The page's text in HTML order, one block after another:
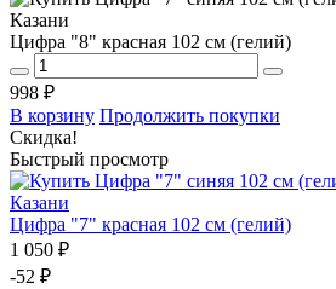
Цифра "8" красная 102 см (гелий)
998 ₽
В корзину Продолжить покупки
Скидка!
Быстрый просмотр
Цифра "7" красная 102 см (гелий)
1 050 ₽
-52 ₽